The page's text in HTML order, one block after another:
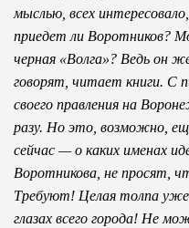
мыслью, всех
приедет ли Воротников?
черная «Волга»? Ведь он
говорят, читает книги. С
своего правления на
разу. Но это, возможно,
сейчас — о каких именах
Воротникова, не просят,
Требуют! Целая толпа
глазах всего города! Не